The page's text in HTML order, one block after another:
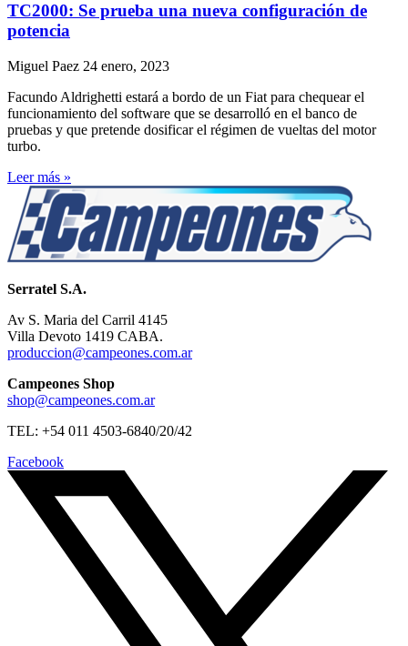
TC2000: Se prueba una nueva configuración de
potencia
Miguel Paez 24 enero, 2023
Facundo Aldrighetti estará a bordo de un Fiat para chequear el
funcionamiento del software que se desarrolló en el banco de
pruebas y que pretende dosificar el régimen de vueltas del motor
turbo.
Leer más »
Serratel S.A.
Av S. Maria del Carril 4145
Villa Devoto 1419 CABA.
produccion@campeones.com.ar
Campeones Shop
shop@campeones.com.ar
TEL: +54 011 4503-6840/20/42
Facebook